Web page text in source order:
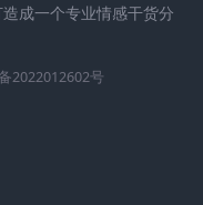
成一个专业情感干货分
2022012602号